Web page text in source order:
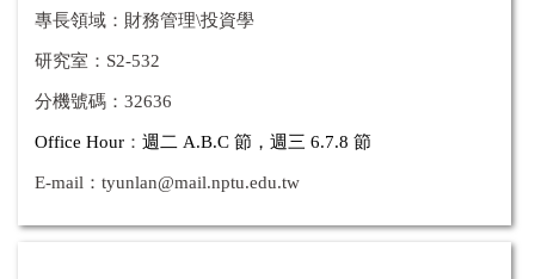
專長領域： 財務管理\投資學
研究室：S2-532
分機號碼：32636
Office Hour ： 週二 A.B.C 節 ，週三 6.7.8 節
E-mail： tyunlan@mail.nptu.edu.tw